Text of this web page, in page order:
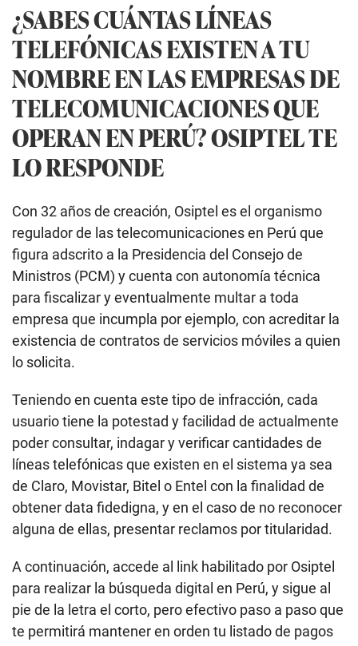
¿SABES CUÁNTAS LÍNEAS
TELEFÓNICAS EXISTEN A TU
NOMBRE EN LAS EMPRESAS DE
TELECOMUNICACIONES QUE
OPERAN EN PERÚ? OSIPTEL TE
LO RESPONDE
Con 32 años de creación, Osiptel es el organismo
regulador de las telecomunicaciones en Perú que
figura adscrito a la Presidencia del Consejo de
Ministros (PCM) y cuenta con autonomía técnica
para fiscalizar y eventualmente multar a toda
empresa que incumpla por ejemplo, con acreditar la
existencia de contratos de servicios móviles a quien
lo solicita.
Teniendo en cuenta este tipo de infracción, cada
usuario tiene la potestad y facilidad de actualmente
poder consultar, indagar y verificar cantidades de
líneas telefónicas que existen en el sistema ya sea
de Claro, Movistar, Bitel o Entel con la finalidad de
obtener data fidedigna, y en el caso de no reconocer
alguna de ellas, presentar reclamos por titularidad.
A continuación, accede al link habilitado por Osiptel
para realizar la búsqueda digital en Perú, y sigue al
pie de la letra el corto, pero efectivo paso a paso que
te permitirá mantener en orden tu listado de pagos